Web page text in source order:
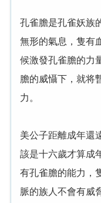
孔雀膽是孔雀妖族
無形的氣息，隻有
候激發孔雀膽的力
膽的威懾下，就将
力。
美公子距離成年還
該是十六歲才算成
有孔雀膽的能力，
脈的族人不會有威